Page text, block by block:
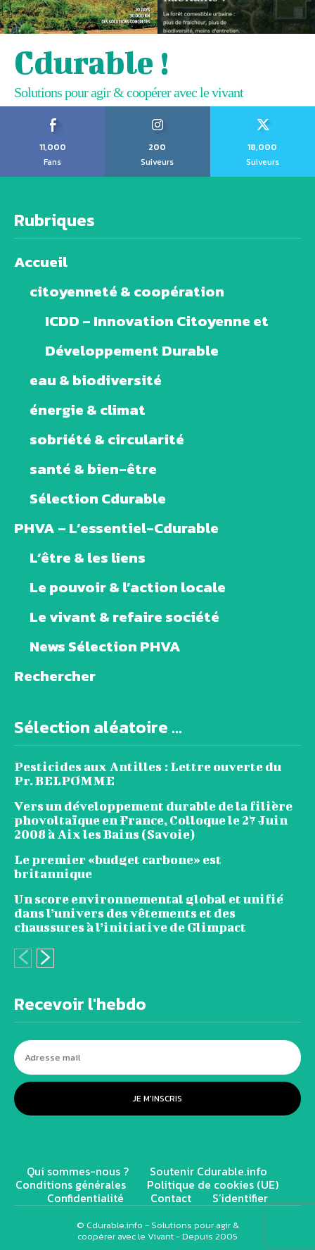
Cdurable !
Solutions pour agir & coopérer avec le vivant
11,000
Fans
200
Suiveurs
18,000
Suiveurs
Rubriques
Accueil
citoyenneté & coopération
ICDD – Innovation Citoyenne et
Développement Durable
eau & biodiversité
énergie & climat
sobriété & circularité
santé & bien-être
Sélection Cdurable
PHVA – L’essentiel-Cdurable
L’être & les liens
Le pouvoir & l’action locale
Le vivant & refaire société
News Sélection PHVA
Rechercher
Sélection aléatoire ...
Pesticides aux Antilles : Lettre ouverte du
Pr. BELPOMME
Vers un développement durable de la filière
phovoltaïque en France, Colloque le 27 Juin
2008 à Aix les Bains (Savoie)
Le premier «budget carbone» est
britannique
Un score environnemental global et unifié
dans l’univers des vêtements et des
chaussures à l’initiative de Glimpact
Recevoir l'hebdo
JE M'INSCRIS
Qui sommes-nous ? Soutenir Cdurable.info
Conditions générales Politique de cookies (UE)
Confidentialité Contact S’identifier
© Cdurable.info - Solutions pour agir &
coopérer avec le Vivant - Depuis 2005